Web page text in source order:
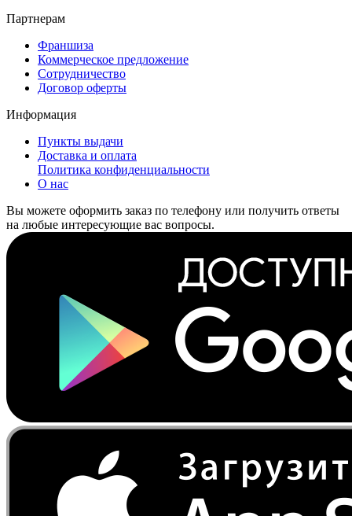
Партнерам
Франшиза
Коммерческое предложение
Сотрудничество
Договор оферты
Информация
Пункты выдачи
Доставка и оплата
Политика конфиденциальности
О нас
Вы можете оформить заказ по телефону или получить ответы
на любые интересующие вас вопросы.